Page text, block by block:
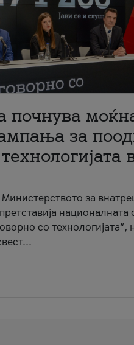
почнува
за
за
националната
со технологијата“,